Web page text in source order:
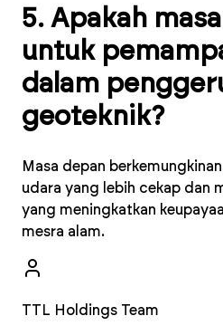
5. Apakah
untuk
dalam
geoteknik?
Masa depan
udara yang lebih cekap dan
yang meningkatkan
mesra alam.
TTL Holdings Team